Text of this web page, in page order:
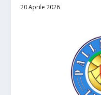
20 Aprile 2026